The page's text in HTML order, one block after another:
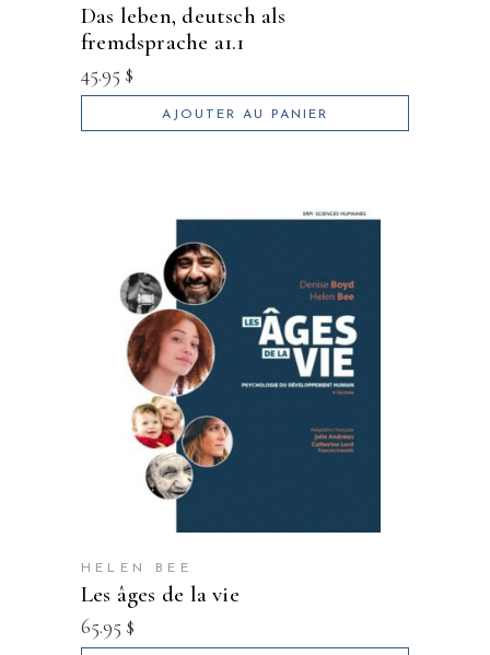
das leben, deutsch als
fremdsprache a1.1
45.95 $
AJOUTER AU PANIER
HELEN BEE
les âges de la vie
65.95 $